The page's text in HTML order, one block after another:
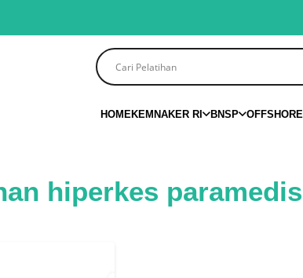
HOMEKEMNAKER RI BNSP OFFSHORE
hiperkes paramedis